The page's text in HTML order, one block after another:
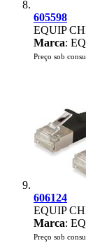
605598
EQUIP
Marca:
Preço sob
606124
EQUIP
Marca:
Preço sob